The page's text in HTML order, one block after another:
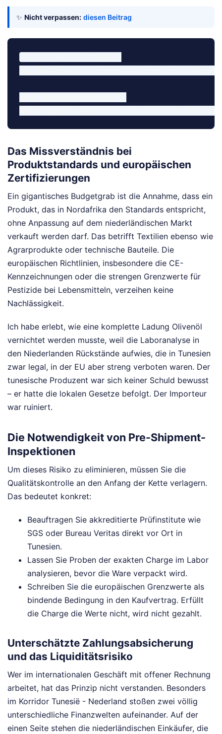
✨ Nicht verpassen: diesen Beitrag
Das Missverständnis bei
Produktstandards und europäischen
Zertifizierungen
Ein gigantisches Budgetgrab ist die Annahme, dass ein
Produkt, das in Nordafrika den Standards entspricht,
ohne Anpassung auf dem niederländischen Markt
verkauft werden darf. Das betrifft Textilien ebenso wie
Agrarprodukte oder technische Bauteile. Die
europäischen Richtlinien, insbesondere die CE-
Kennzeichnungen oder die strengen Grenzwerte für
Pestizide bei Lebensmitteln, verzeihen keine
Nachlässigkeit.
Ich habe erlebt, wie eine komplette Ladung Olivenöl
vernichtet werden musste, weil die Laboranalyse in
den Niederlanden Rückstände aufwies, die in Tunesien
zwar legal, in der EU aber streng verboten waren. Der
tunesische Produzent war sich keiner Schuld bewusst
– er hatte die lokalen Gesetze befolgt. Der Importeur
war ruiniert.
Die Notwendigkeit von Pre-Shipment-
Inspektionen
Um dieses Risiko zu eliminieren, müssen Sie die
Qualitätskontrolle an den Anfang der Kette verlagern.
Das bedeutet konkret:
Beauftragen Sie akkreditierte Prüfinstitute wie
SGS oder Bureau Veritas direkt vor Ort in
Tunesien.
Lassen Sie Proben der exakten Charge im Labor
analysieren, bevor die Ware verpackt wird.
Schreiben Sie die europäischen Grenzwerte als
bindende Bedingung in den Kaufvertrag. Erfüllt
die Charge die Werte nicht, wird nicht gezahlt.
Unterschätzte Zahlungsabsicherung
und das Liquiditätsrisiko
Wer im internationalen Geschäft mit offener Rechnung
arbeitet, hat das Prinzip nicht verstanden. Besonders
im Korridor Tunesië - Nederland stoßen zwei völlig
unterschiedliche Finanzwelten aufeinander. Auf der
einen Seite stehen die niederländischen Einkäufer, die